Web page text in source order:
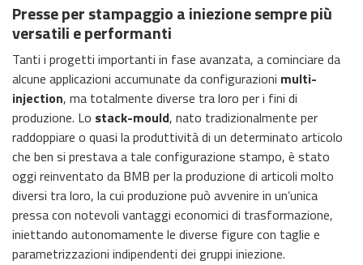
Presse per stampaggio a iniezione sempre più
versatili e performanti
Tanti i progetti importanti in fase avanzata, a cominciare da
alcune applicazioni accumunate da configurazioni multi-
injection, ma totalmente diverse tra loro per i fini di
produzione. Lo stack-mould, nato tradizionalmente per
raddoppiare o quasi la produttività di un determinato articolo
che ben si prestava a tale configurazione stampo, è stato
oggi reinventato da BMB per la produzione di articoli molto
diversi tra loro, la cui produzione può avvenire in un’unica
pressa con notevoli vantaggi economici di trasformazione,
iniettando autonomamente le diverse figure con taglie e
parametrizzazioni indipendenti dei gruppi iniezione.